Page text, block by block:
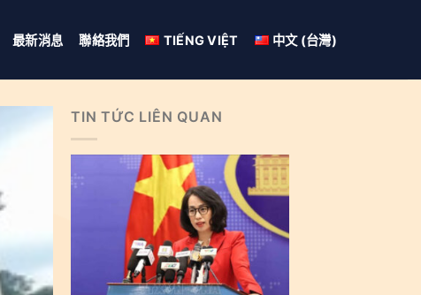
最新消息 聯絡我們 TIẾNG VIỆT 中文 (台灣)
TIN TỨC LIÊN QUAN